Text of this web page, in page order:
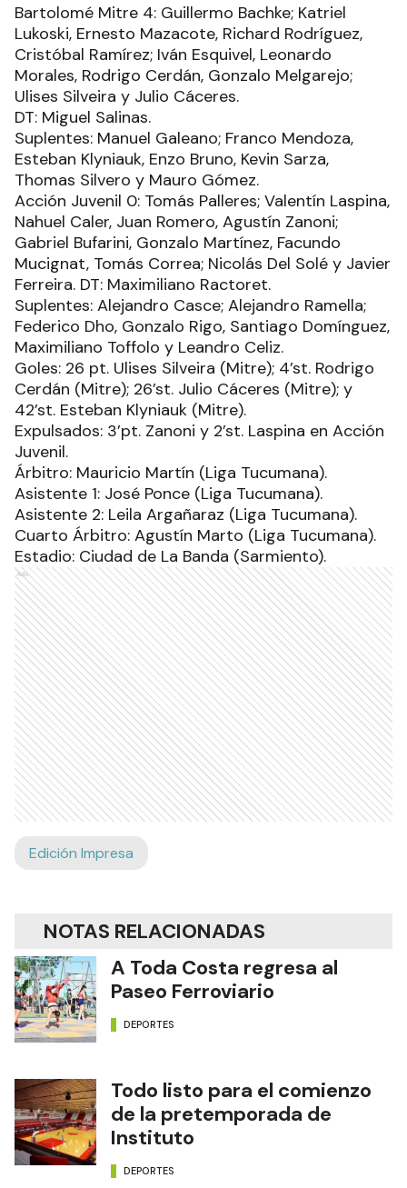
Bartolomé Mitre 4: Guillermo Bachke; Katriel
Lukoski, Ernesto Mazacote, Richard Rodríguez,
Cristóbal Ramírez; Iván Esquivel, Leonardo
Morales, Rodrigo Cerdán, Gonzalo Melgarejo;
Ulises Silveira y Julio Cáceres.
DT: Miguel Salinas.
Suplentes: Manuel Galeano; Franco Mendoza,
Esteban Klyniauk, Enzo Bruno, Kevin Sarza,
Thomas Silvero y Mauro Gómez.
Acción Juvenil 0: Tomás Palleres; Valentín Laspina,
Nahuel Caler, Juan Romero, Agustín Zanoni;
Gabriel Bufarini, Gonzalo Martínez, Facundo
Mucignat, Tomás Correa; Nicolás Del Solé y Javier
Ferreira. DT: Maximiliano Ractoret.
Suplentes: Alejandro Casce; Alejandro Ramella;
Federico Dho, Gonzalo Rigo, Santiago Domínguez,
Maximiliano Toffolo y Leandro Celiz.
Goles: 26 pt. Ulises Silveira (Mitre); 4’st. Rodrigo
Cerdán (Mitre); 26’st. Julio Cáceres (Mitre); y
42’st. Esteban Klyniauk (Mitre).
Expulsados: 3’pt. Zanoni y 2’st. Laspina en Acción
Juvenil.
Árbitro: Mauricio Martín (Liga Tucumana).
Asistente 1: José Ponce (Liga Tucumana).
Asistente 2: Leila Argañaraz (Liga Tucumana).
Cuarto Árbitro: Agustín Marto (Liga Tucumana).
Estadio: Ciudad de La Banda (Sarmiento).
Ads
Edición Impresa
NOTAS RELACIONADAS
A Toda Costa regresa al
Paseo Ferroviario
DEPORTES
Todo listo para el comienzo
de la pretemporada de
Instituto
DEPORTES